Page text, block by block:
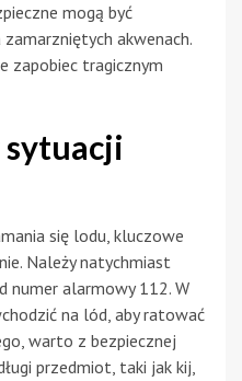
mogą być
akwenach.
zapobiec tragicznym
sytuacji
się lodu, kluczowe
Należy natychmiast
numer alarmowy 112. W
na lód, aby ratować
warto z bezpiecznej
przedmiot, taki jak kij,